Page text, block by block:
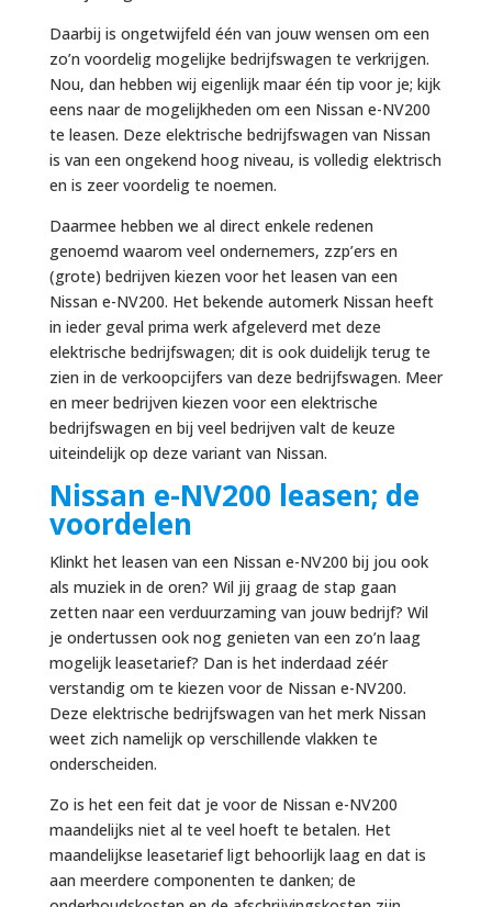
Daarbij is ongetwijfeld één van jouw wensen om een
zo’n voordelig mogelijke bedrijfswagen te verkrijgen.
Nou, dan hebben wij eigenlijk maar één tip voor je; kijk
eens naar de mogelijkheden om een Nissan e-NV200
te leasen. Deze elektrische bedrijfswagen van Nissan
is van een ongekend hoog niveau, is volledig elektrisch
en is zeer voordelig te noemen.
Daarmee hebben we al direct enkele redenen
genoemd waarom veel ondernemers, zzp’ers en
(grote) bedrijven kiezen voor het leasen van een
Nissan e-NV200. Het bekende automerk Nissan heeft
in ieder geval prima werk afgeleverd met deze
elektrische bedrijfswagen; dit is ook duidelijk terug te
zien in de verkoopcijfers van deze bedrijfswagen. Meer
en meer bedrijven kiezen voor een elektrische
bedrijfswagen en bij veel bedrijven valt de keuze
uiteindelijk op deze variant van Nissan.
Nissan e-NV200 leasen; de
voordelen
Klinkt het leasen van een Nissan e-NV200 bij jou ook
als muziek in de oren? Wil jij graag de stap gaan
zetten naar een verduurzaming van jouw bedrijf? Wil
je ondertussen ook nog genieten van een zo’n laag
mogelijk leasetarief? Dan is het inderdaad zéér
verstandig om te kiezen voor de Nissan e-NV200.
Deze elektrische bedrijfswagen van het merk Nissan
weet zich namelijk op verschillende vlakken te
onderscheiden.
Zo is het een feit dat je voor de Nissan e-NV200
maandelijks niet al te veel hoeft te betalen. Het
maandelijkse leasetarief ligt behoorlijk laag en dat is
aan meerdere componenten te danken; de